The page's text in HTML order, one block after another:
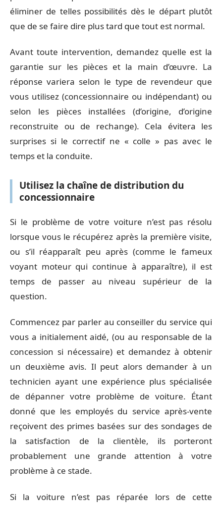
éliminer de telles possibilités dès le départ plutôt
que de se faire dire plus tard que tout est normal.
Avant toute intervention, demandez quelle est la
garantie sur les pièces et la main d’œuvre. La
réponse variera selon le type de revendeur que
vous utilisez (concessionnaire ou indépendant) ou
selon les pièces installées (d’origine, d’origine
reconstruite ou de rechange). Cela évitera les
surprises si le correctif ne « colle » pas avec le
temps et la conduite.
Utilisez la chaîne de distribution du
concessionnaire
Si le problème de votre voiture n’est pas résolu
lorsque vous le récupérez après la première visite,
ou s’il réapparaît peu après (comme le fameux
voyant moteur qui continue à apparaître), il est
temps de passer au niveau supérieur de la
question.
Commencez par parler au conseiller du service qui
vous a initialement aidé, (ou au responsable de la
concession si nécessaire) et demandez à obtenir
un deuxième avis. Il peut alors demander à un
technicien ayant une expérience plus spécialisée
de dépanner votre problème de voiture. Étant
donné que les employés du service après-vente
reçoivent des primes basées sur des sondages de
la satisfaction de la clientèle, ils porteront
probablement une grande attention à votre
problème à ce stade.
Si la voiture n’est pas réparée lors de cette